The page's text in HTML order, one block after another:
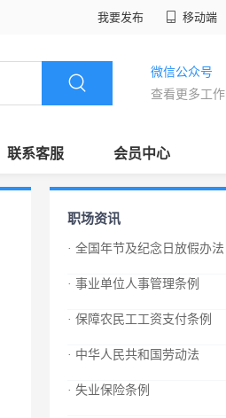
我要发布 移动端
微信公众号
查看更多工作
联系客服 会员中心
职场资讯
· 全国年节及纪念日放假办法
· 事业单位人事管理条例
· 保障农民工工资支付条例
· 中华人民共和国劳动法
· 失业保险条例